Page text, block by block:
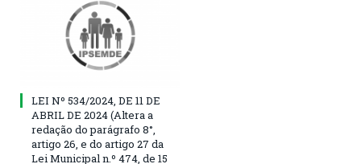
LEI Nº 534/2024, DE 11 DE
ABRIL DE 2024 (Altera a
redação do parágrafo 8°,
artigo 26, e do artigo 27 da
Lei Municipal n.º 474, de 15